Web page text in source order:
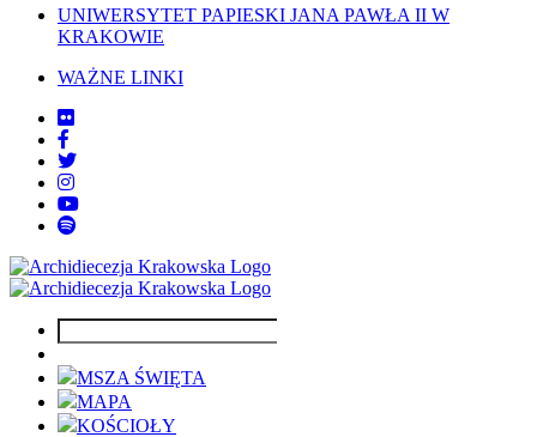
UNIWERSYTET PAPIESKI JANA PAWŁA II W
KRAKOWIE
WAŻNE LINKI
MSZA ŚWIĘTA
MAPA
KOŚCIOŁY